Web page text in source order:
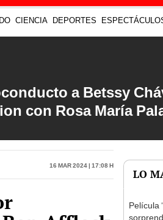
CIENCIA DEPORTES
a Betssy
con Rosa María
16 Mar 2024 | 17:08 h
LO
Película